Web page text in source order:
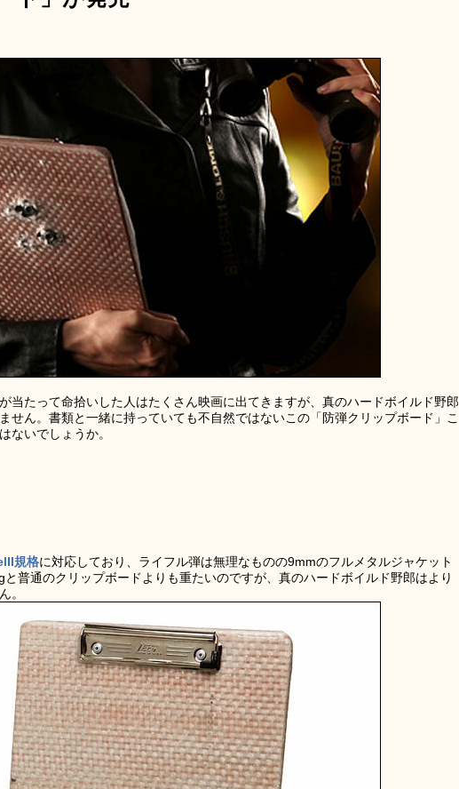
当たって命拾いした人はたくさん映画に出てきますが、真のハードボイルド野郎
せん。書類と一緒に持っていても不自然ではないこの「防弾クリップボード」こ
ないでしょうか。
規格に対応しており、ライフル弾は無理なものの9mmのフルメタルジャケット
普通のクリップボードよりも重たいのですが、真のハードボイルド野郎はより
。